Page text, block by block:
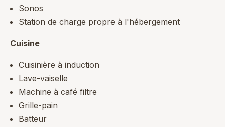
Sonos
Station de charge propre à l'hébergement
Cuisine
Cuisinière à induction
Lave-vaiselle
Machine à café filtre
Grille-pain
Batteur